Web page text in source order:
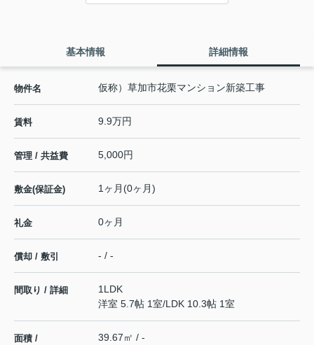
基本情報 詳細情報
物件名 仮称）草加市花栗マンション新築工事
賃料 9.9万円
管理 / 共益費 5,000円
敷金(保証金) 1ヶ月(0ヶ月)
礼金 0ヶ月
償却 / 敷引 - / -
間取り / 詳細
1LDK
洋室 5.7帖 1室/LDK 10.3帖 1室
面積 /
39.67㎡ / -